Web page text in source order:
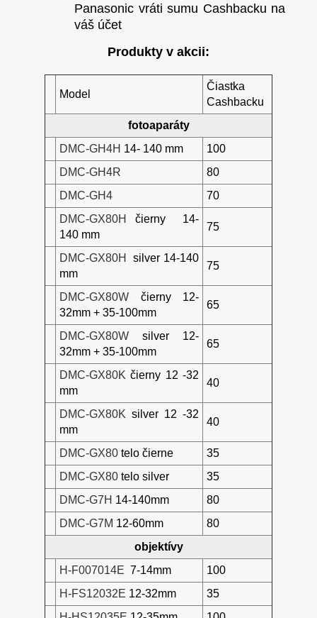
Panasonic vráti sumu Cashbacku na
váš účet
Produkty v akcii:
Model
Čiastka
Cashbacku
fotoaparáty
DMC-GH4H 14- 140 mm
100
DMC-GH4R
80
DMC-GH4
70
DMC-GX80H
čierny 14-
140 mm
75
DMC-GX80H
silver 14-140
mm
75
DMC-GX80W čierny 12-
32mm + 35-100mm
65
DMC-GX80W silver 12-
32mm + 35-100mm
65
DMC-GX80K čierny 12 -32
mm
40
DMC-GX80K silver 12 -32
mm
40
DMC-GX80 telo čierne
35
DMC-GX80 telo silver
35
DMC-G7H 14-140mm
80
DMC-G7M 12-60mm
80
objektívy
H-F007014E 7-14mm
100
H-FS12032E 12-32mm
35